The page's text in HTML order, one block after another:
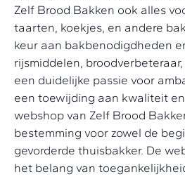
Zelf Brood Bakken ook alles
taarten, koekjes, en andere
keur aan bakbenodigdheden
rijsmiddelen,
een duidelijke passie voor
een toewijding aan kwaliteit
webshop van Zelf Brood
bestemming voor zowel de
gevorderde thuisbakker. De
het belang van